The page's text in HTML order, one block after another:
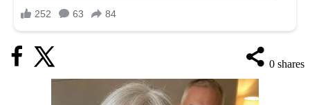
0 shares